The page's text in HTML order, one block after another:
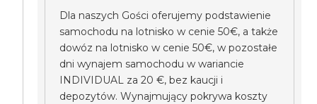
Dla naszych Gości oferujemy podstawienie
samochodu na lotnisko w cenie 50€, a także
dowóz na lotnisko w cenie 50€, w pozostałe
dni wynajem samochodu w wariancie
INDIVIDUAL za 20 €, bez kaucji i
depozytów. Wynajmujący pokrywa koszty